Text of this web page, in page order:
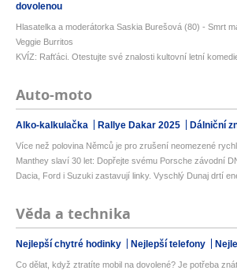
dovolenou
Hlasatelka a moderátorka Saskia Burešová (80) - Smrt
Veggie Burritos
KVÍZ: Rafťáci. Otestujte své znalosti kultovní letní
Auto-moto
Alko-kalkulačka Rallye Dakar 2025 Dálniční
Více než polovina Němců je pro zrušení neomezené
Manthey slaví 30 let: Dopřejte svému Porsche závodní
Dacia, Ford i Suzuki zastavují linky. Vyschlý Dunaj drtí
Věda a technika
Nejlepší chytré hodinky Nejlepší telefony
Co dělat, když ztratíte mobil na dovolené? Je potřeba znát